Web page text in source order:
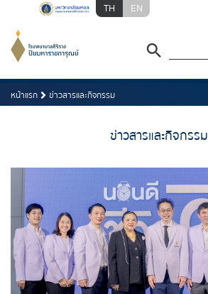
TH EN
หน้าแรก ข่าวสารและกิจกรรม
ข่าวสารและกิจกรรม